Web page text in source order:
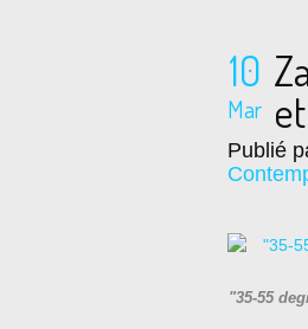
10
Mar
Publié
"35-55